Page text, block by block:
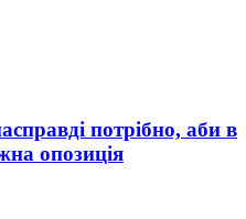
потрібно, аби в
опозиція